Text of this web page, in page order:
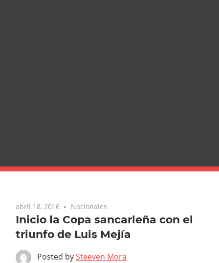
abril 18, 2016 Nacionales
Inicio la Copa sancarleña con el
triunfo de Luis Mejía
Posted bySteeven Mora